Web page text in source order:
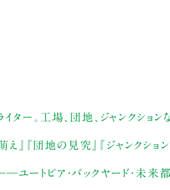
ター。工場、団地、ジャンクショ
』『団地の見究』『ジャンクシ
ユートピア・バックヤード・未来都